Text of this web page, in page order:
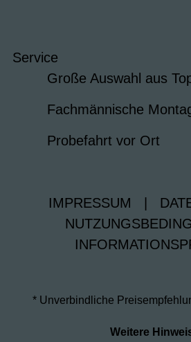
Service
Große Auswahl aus
Fachmännische
Probefahrt vor Ort
IMPRESSUM
* Unverbindliche
Weitere